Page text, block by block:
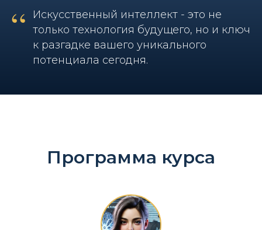
“
Искусственный интеллект - это не
только технология будущего, но и ключ
к разгадке вашего уникального
потенциала сегодня.
Программа курса